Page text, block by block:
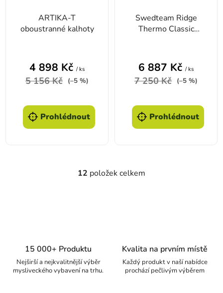
ARTIKA-T
oboustranné kalhoty
4 898 Kč / ks
5 156 Kč (–5 %)
Prohlédnout
Swedteam Ridge
Thermo Classic
6 887 Kč / ks
7 250 Kč (–5 %)
Prohlédnout
Ovládací prvky výpisu
12 položek celkem
15 000+ Produktu
Nejširší a nejkvalitnější výběr
mysliveckého vybavení na trhu.
Kvalita na prvním místě
Každý produkt v naší nabídce
prochází pečlivým výběrem